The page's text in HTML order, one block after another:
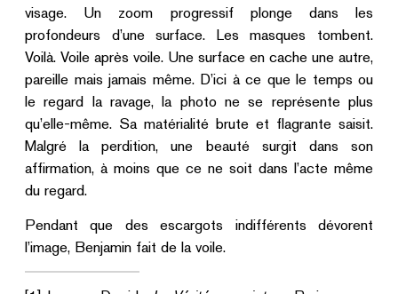
visage. Un zoom progressif plonge dans les
profondeurs d’une surface. Les masques tombent.
Voilà. Voile après voile. Une surface en cache une autre,
pareille mais jamais même. D’ici à ce que le temps ou
le regard la ravage, la photo ne se représente plus
qu’elle-même. Sa matérialité brute et flagrante saisit.
Malgré la perdition, une beauté surgit dans son
affirmation, à moins que ce ne soit dans l’acte même
du regard.
Pendant que des escargots indifférents dévorent
l’image, Benjamin fait de la voile.